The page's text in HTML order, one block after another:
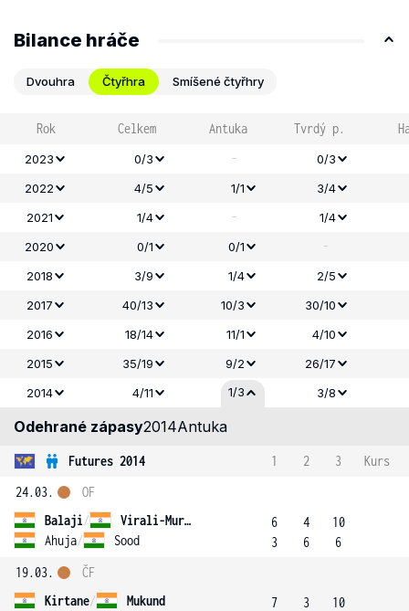
Bilance hráče
Dvouhra Čtyřhra Smíšené čtyřhry
Rok Celkem Antuka Tvrdý p.
2023 0/3 -
0/3
2022
4/5 1/1
3/4
2021
1/4 -
1/4
2020
0/1 0/1 -
2018 3/9 1/4
2/5
2017
40/13 10/3
30/10
2016
18/14 11/1 4/10
2015
35/19 9/2
26/17
2014
4/11 1/3 3/8
Odehrané zápasy2014Antuka
Futures 2014 1 2 3
Kurs
24.03.
Balaji/
Virali-Murugesan
Ahuja/ Sood
OF
6
3
4
6
10
6
19.03.
Kirtane/
Mukund
ČF
7
3
10